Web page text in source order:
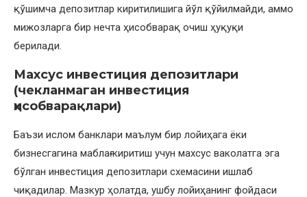
қўшимча депозитлар киритилишига йўл қўйилмайди, аммо
мижозларга бир нечта ҳисобварақ очиш ҳуқуқи
берилади.
Махсус инвестиция депозитлари
(чекланмаган инвестиция
ҳисобварақлари)
Баъзи ислом банклари маълум бир лойиҳага ёки
бизнесгагина маблағ киритиш учун махсус ваколатга эга
бўлган инвестиция депозитлари схемасини ишлаб
чиқадилар. Мазкур ҳолатда, ушбу лойиҳанинг фойдаси